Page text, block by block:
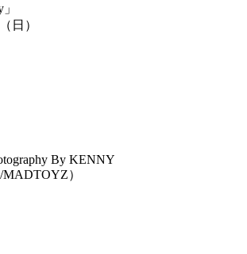
日）
By KENNY
MADTOYZ）